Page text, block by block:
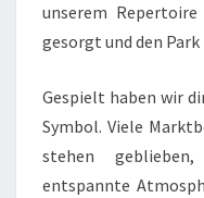
unserem
gesorgt und den
Gespielt haben wir
Symbol. Viele
stehen
entspannte